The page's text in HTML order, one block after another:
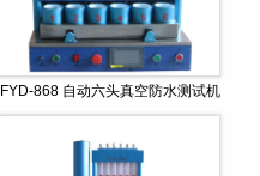
FYD-868 自动六头真空防水测试机